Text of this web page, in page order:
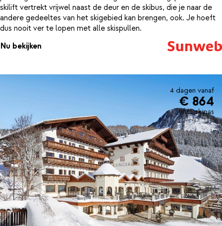
skilift vertrekt vrijwel naast de deur en de skibus, die je naar de
andere gedeeltes van het skigebied kan brengen, ook. Je hoeft
dus nooit ver te lopen met alle skispullen.
Nu bekijken
4 dagen vanaf
€ 864
incl. skipas